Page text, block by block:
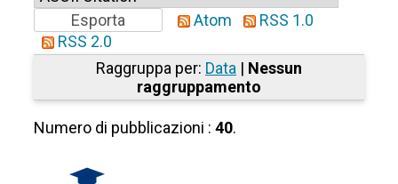
Atom
RSS 1.0
RSS 2.0
Raggruppa per: Data | Nessun
raggruppamento
Numero di pubblicazioni :40.